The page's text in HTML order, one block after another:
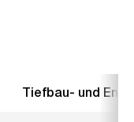
Tiefbau- und